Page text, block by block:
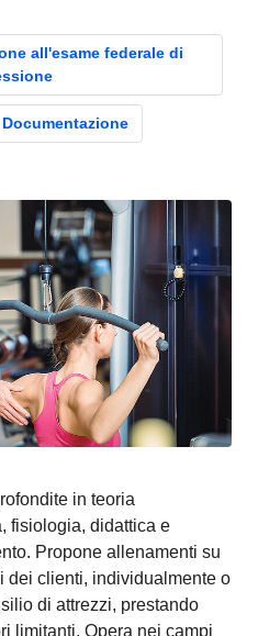
all'esame federale di
Documentazione
in teoria
fisiologia, didattica e
Propone allenamenti su
dei clienti, individualmente o
di attrezzi, prestando
limitanti. Opera nei campi